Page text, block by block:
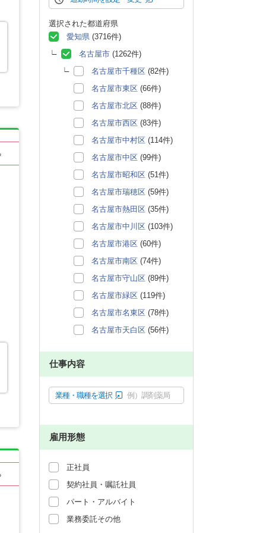
選択された都道府県
愛知県 (3716件)
名古屋市 (1262件)
名古屋市千種区 (82件)
名古屋市東区 (66件)
名古屋市北区 (88件)
名古屋市西区 (83件)
名古屋市中村区 (114件)
名古屋市中区 (99件)
名古屋市昭和区 (51件)
名古屋市瑞穂区 (59件)
名古屋市熱田区 (35件)
名古屋市中川区 (103件)
名古屋市港区 (60件)
名古屋市南区 (74件)
名古屋市守山区 (89件)
名古屋市緑区 (119件)
名古屋市名東区 (78件)
名古屋市天白区 (56件)
仕事内容
業種・職種を選択 例）調剤薬局
雇用形態
正社員
契約社員・嘱託社員
パート・アルバイト
業務委託その他